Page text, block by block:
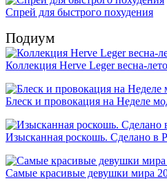
Спрей для быстрого похудения
Подиум
Коллекция Herve Leger весна-
Блеск и провокация на Неделе
Изысканная роскошь. Сделано в
Самые красивые девушки мира